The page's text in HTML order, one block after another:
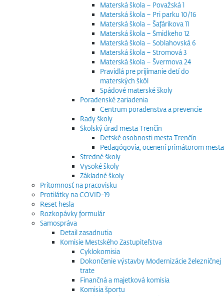
Materská škola – Považská 1
Materská škola – Pri parku 10/16
Materská škola – Šafárikova 11
Materská škola – Šmidkeho 12
Materská škola – Soblahovská 6
Materská škola – Stromová 3
Materská škola – Švermova 24
Pravidlá pre prijímanie detí do
materských škôl
Spádové materské školy
Poradenské zariadenia
Centrum poradenstva a prevencie
Rady školy
Školský úrad mesta Trenčín
Detské osobnosti mesta Trenčín
Pedagógovia, ocenení primátorom mesta
Stredné školy
Vysoké školy
Základné školy
Prítomnosť na pracovisku
Protilátky na COVID-19
Reset hesla
Rozkopávky formulár
Samospráva
Detail zasadnutia
Komisie Mestského Zastupiteľstva
Cyklokomisia
Dokončenie výstavby Modernizácie železničnej
trate
Finančná a majetková komisia
Komisia športu